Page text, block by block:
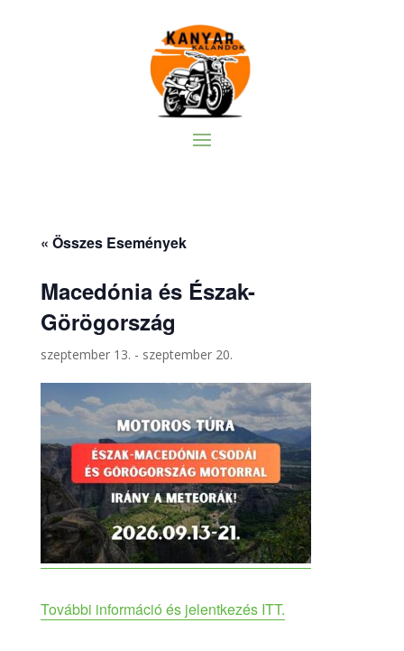
« Összes Események
Macedónia és Észak-
Görögország
szeptember 13. - szeptember 20.
További információ és jelentkezés ITT.